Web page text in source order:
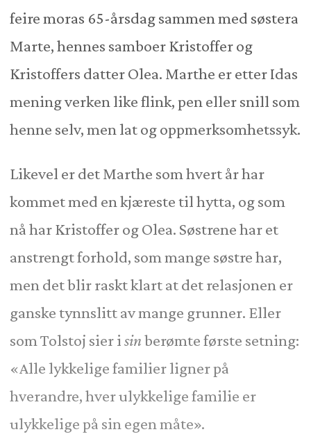
feire moras 65-årsdag sammen med søstera
Marte, hennes samboer Kristoffer og
Kristoffers datter Olea. Marthe er etter Idas
mening verken like flink, pen eller snill som
henne selv, men lat og oppmerksomhetssyk.
Likevel er det Marthe som hvert år har
kommet med en kjæreste til hytta, og som
nå har Kristoffer og Olea. Søstrene har et
anstrengt forhold, som mange søstre har,
men det blir raskt klart at det relasjonen er
ganske tynnslitt av mange grunner. Eller
som Tolstoj sier i sinberømte første setning:
«Alle lykkelige familier ligner på
hverandre, hver ulykkelige familie er
ulykkelige på sin egen måte».